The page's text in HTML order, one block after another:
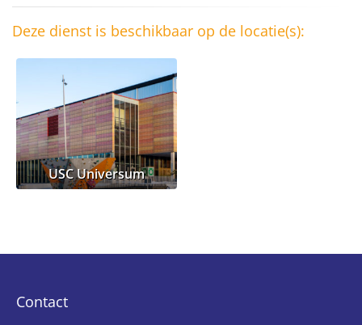
Deze dienst is beschikbaar op de locatie(s):
USC Universum
Contact